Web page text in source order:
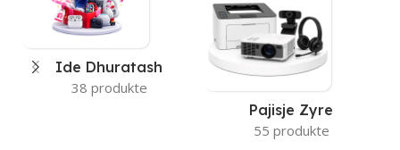
Ide Dhuratash
38 produkte
Pajisje Zyre
55 produkte